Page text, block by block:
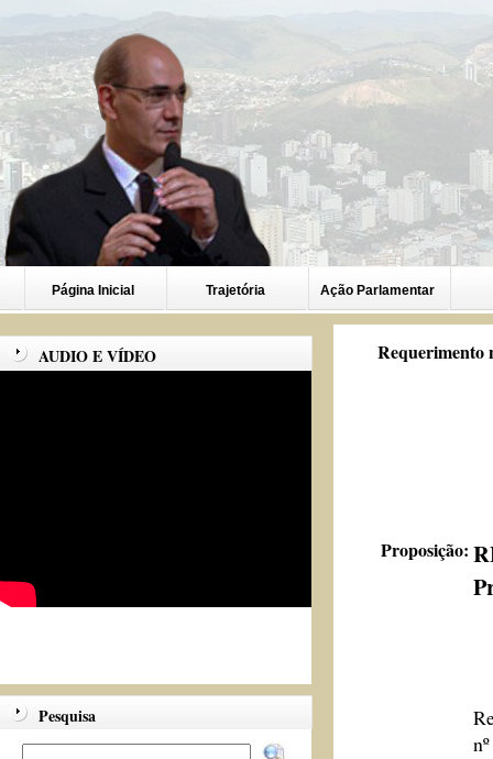
Página Inicial Trajetória Ação Parlamentar
AUDIO E VÍDEO
Pesquisa
Requerimento
Proposição: